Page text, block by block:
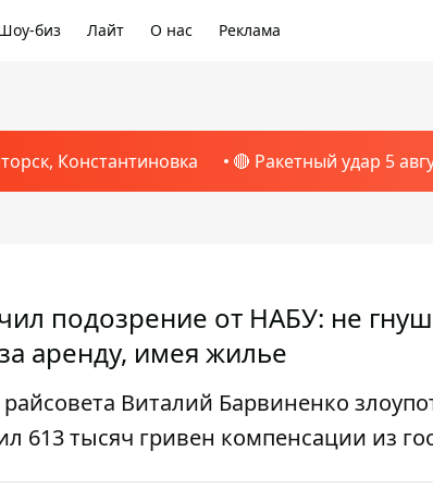
биз Лайт О нас Реклама
Константиновка 🔴 Ракетный удар 5
подозрение от НАБУ: не
аренду, имея жилье
Виталий Барвиненко
613 тысяч гривен компенсации из